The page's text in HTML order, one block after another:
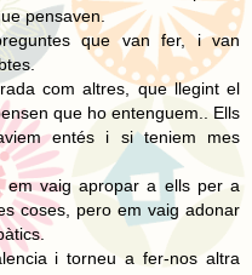
pensaven.
que van fer, i van
com altres, que llegint el
que ho entenguem.. Ells
entés i si teniem mes
em vaig apropar a ells per a
coses, pero em vaig adonar
i torneu a fer-nos altra